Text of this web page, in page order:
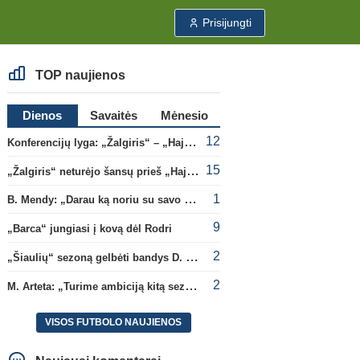
Prisijungti
TOP naujienos
Dienos Savaitės
Mėnesio
Konferencijų lyga: „Žalgiris“ – „Hajduk“ (rungtynės tiesiogiai)
12
„Žalgiris“ neturėjo šansų prieš „Hajduk“ 15
B. Mendy: „Darau ką noriu su savo pasaulio čempionato titulu“ 1
„Barca“ jungiasi į kovą dėl Rodri 9
„Šiaulių“ sezoną gelbėti bandys D. Lastauskas 2
M. Arteta: „Turime ambiciją kitą sezoną kovoti dėl visų titulų“ 2
VISOS FUTBOLO NAUJIENOS